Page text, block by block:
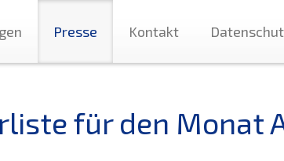
Presse Kontakt
für den Monat